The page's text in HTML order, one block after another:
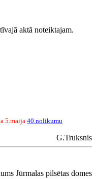
aktā noteiktajam.
5.maija40.nolikumu
G.Truksnis
Jūrmalas pilsētas domes